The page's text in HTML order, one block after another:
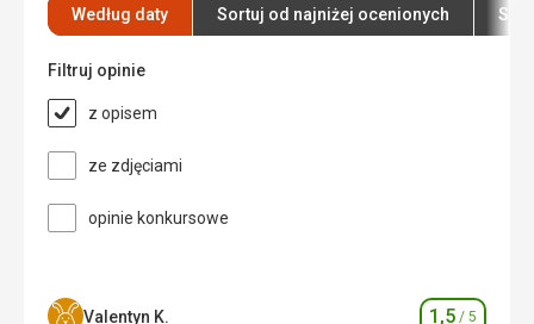
Plaża
Wyżywienie
All Inclusive
Zakwaterowanie
Pokój codziennie był sprzątany
Usługi 5,0/ 5
Cena
Plaża
Wszystko w porządku
Wyżywienie
Bardzo dobrze
fajny pokój wszystko w porządku
Według daty Sortuj od najniżej ocenionych
Filtruj opinie
z opisem
ze zdjęciami
opinie konkursowe
Valentyn K. 1,5 / 5